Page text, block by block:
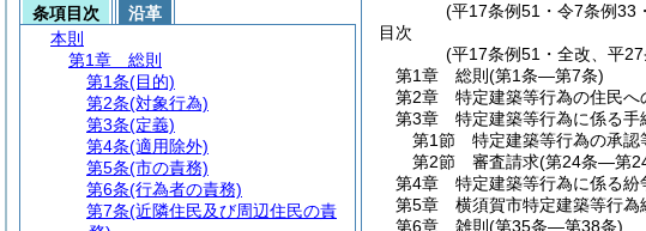
(平17条例51・令7条例33
目次
(平17条例51・全改、平
第1章
総則 (第1条―第7条)
第2章
特定建築等行為の住民へ
第3章
特定建築等行為に係る手
第1節
特定建築等行為の承認
第2節
審査請求(第24条―第
第4章
特定建築等行為に係る紛
第5章
横須賀市特定建築等行為
第6章
雑則 (第35条―第38条)
条項目次
沿革
本則
第1章
総則
第1条(目的)
第2条(対象行為)
第3条(定義)
第4条(適用除外)
第5条(市の責務)
第6条(行為者の責務)
第7条(近隣住民及び周辺住民の責